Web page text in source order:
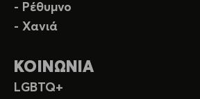
- Ρέθυμνο
- Χανιά
ΚΟΙΝΩΝΙΑ
LGBTQ+